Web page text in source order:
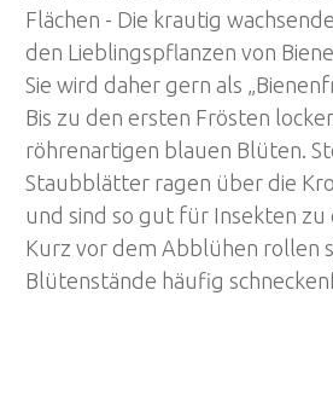
Flächen - Die krautig
den Lieblingspflanzen von
Sie wird daher gern als
Bis zu den ersten Frösten
röhrenartigen blauen Blüten.
Staubblätter ragen über die
und sind so gut für Insekten zu
Kurz vor dem Abblühen rollen
Blütenstände häufig